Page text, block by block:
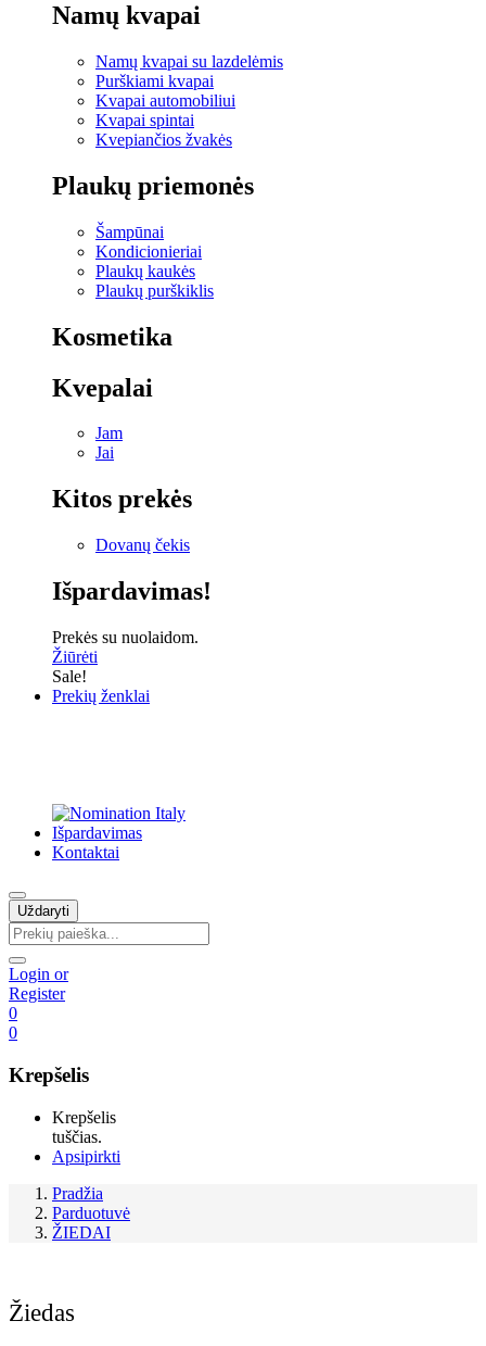
Namų kvapai
Namų kvapai su lazdelėmis
Purškiami kvapai
Kvapai automobiliui
Kvapai spintai
Kvepiančios žvakės
Plaukų priemonės
Šampūnai
Kondicionieriai
Plaukų kaukės
Plaukų purškiklis
Kosmetika
Kvepalai
Jam
Jai
Kitos prekės
Dovanų čekis
Išpardavimas!
Prekės su nuolaidom.
Žiūrėti
Sale!
Prekių ženklai
Išpardavimas
Kontaktai
Uždaryti
Login or
Register
0
0
Krepšelis
Krepšelis
tuščias.
Apsipirkti
Pradžia
Parduotuvė
ŽIEDAI
Žiedas